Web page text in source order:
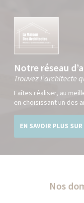
Notre réseau
Trouvez l’architecte
Faîtes réaliser, au
en choisissant un des
EN SAVOIR PLUS
Nos